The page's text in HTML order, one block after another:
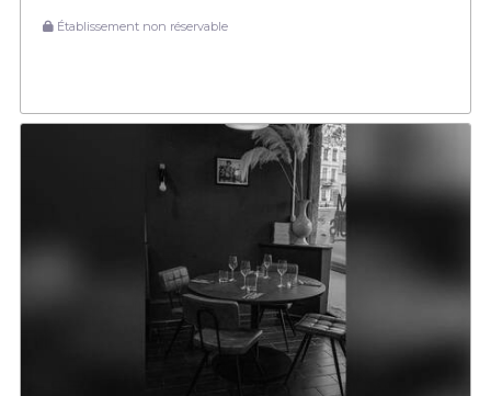
Établissement non réservable